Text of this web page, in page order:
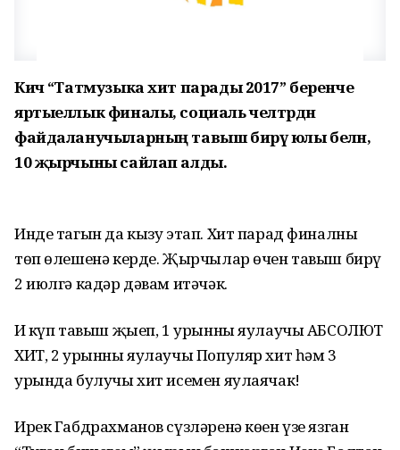
Кичә “Татмузыка хит парады 2017” беренче
яртыеллык финалы, социаль челтәрдән
файдаланучыларның тавыш бирү юлы белән,
10 җырчыны сайлап алды.
Инде тагын да кызу этап. Хит парад финалның
төп өлешенә керде. Җырчылар өчен тавыш бирү
2 июлгә кадәр дәвам итәчәк.
Иң күп тавыш җыеп, 1 урынны яулаучы АБСОЛЮТ
ХИТ, 2 урынны яулаучы Популяр хит һәм 3
урында булучы хит исемен яулаячак!
Ирек Габдрахманов сүзләренә көен үзе язган